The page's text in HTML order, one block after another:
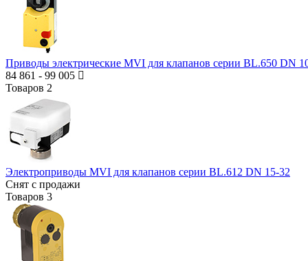
Приводы электрические MVI для клапанов серии BL.650 DN
84 861 - 99 005
Товаров 2
Электроприводы MVI для клапанов серии BL.612 DN 15-32
Снят с продажи
Товаров 3